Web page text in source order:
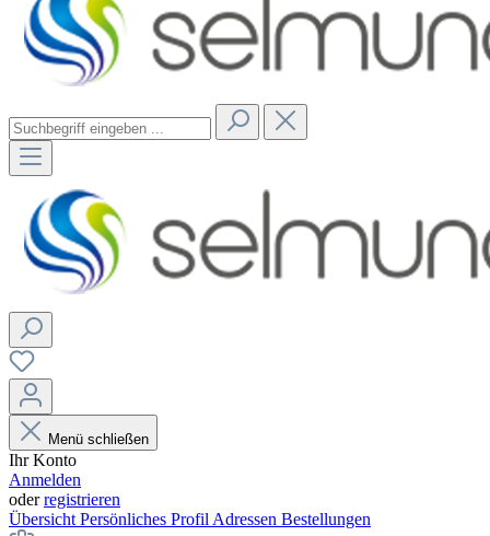
Menü schließen
Ihr Konto
Anmelden
oderregistrieren
Übersicht Persönliches Profil Adressen Bestellungen